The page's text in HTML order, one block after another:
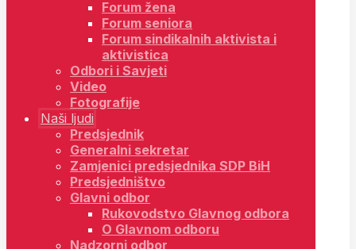
Forum žena
Forum seniora
Forum sindikalnih aktivista i
aktivistica
Odbori i Savjeti
Video
Fotografije
Naši ljudi
Predsjednik
Generalni sekretar
Zamjenici predsjednika SDP BiH
Predsjedništvo
Glavni odbor
Rukovodstvo Glavnog odbora
O Glavnom odboru
Nadzorni odbor